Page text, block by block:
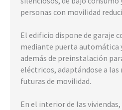
personas con movilidad
El edificio dispone de garaje
mediante puerta automática
además de preinstalación
eléctricos, adaptándose a las
futuras de movilidad.
En el interior de las